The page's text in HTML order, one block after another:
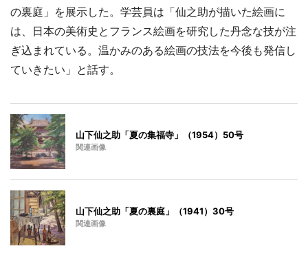
の裏庭」を展示した。学芸員は「仙之助が描いた絵画に
は、日本の美術史とフランス絵画を研究した丹念な技が注
ぎ込まれている。温かみのある絵画の技法を今後も発信し
ていきたい」と話す。
山下仙之助「夏の集福寺」（1954）50号
関連画像
山下仙之助「夏の裏庭」（1941）30号
関連画像